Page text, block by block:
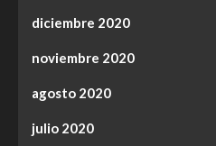
diciembre 2020
noviembre 2020
agosto 2020
julio 2020